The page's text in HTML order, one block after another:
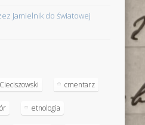
Jamielnik do światowej
Cieciszowski cmentarz
etnologia